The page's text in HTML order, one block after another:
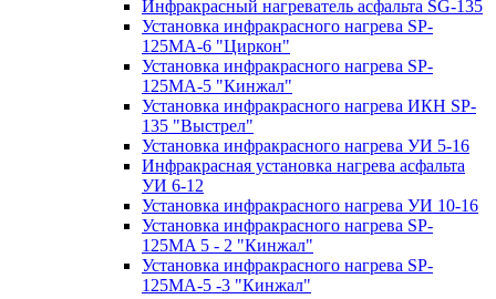
Инфракрасный нагреватель асфальта SG-135
Установка инфракрасного нагрева SP-
125МA-6 "Циркон"
Установка инфракрасного нагрева SP-
125МA-5 "Кинжал"
Установка инфракрасного нагрева ИКН SP-
135 "Выстрел"
Установка инфракрасного нагрева УИ 5-16
Инфракрасная установка нагрева асфальта
УИ 6-12
Установка инфракрасного нагрева УИ 10-16
Установка инфракрасного нагрева SP-
125МA 5 - 2 "Кинжал"
Установка инфракрасного нагрева SP-
125МA-5 -3 "Кинжал"